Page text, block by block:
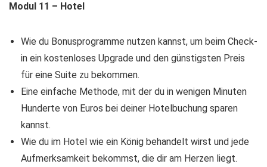
Modul 11 – Hotel
Wie du Bonusprogramme nutzen kannst, um beim Check-
in ein kostenloses Upgrade und den günstigsten Preis
für eine Suite zu bekommen.
Eine einfache Methode, mit der du in wenigen Minuten
Hunderte von Euros bei deiner Hotelbuchung sparen
kannst.
Wie du im Hotel wie ein König behandelt wirst und jede
Aufmerksamkeit bekommst, die dir am Herzen liegt.